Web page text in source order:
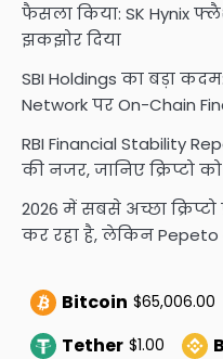
फैसला किया: SK Hynix
झकझोर दिया
SBI Holdings का बड़ा
Network पर On-Chain
RBI Financial Stability
की नजर, जानिए क्रिप्टो
2026 में सबसे अच्छा क्रिप्टो
कर रहा है, लेकिन Pepeto
Bitcoin $65,006.00
Tether $1.00